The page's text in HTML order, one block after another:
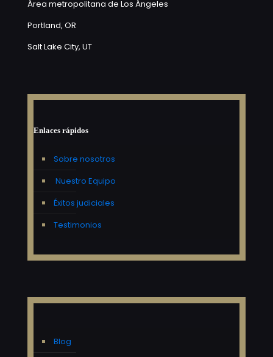
Área metropolitana de Los Ángeles
Portland, OR
Salt Lake City, UT
Enlaces rápidos
Sobre nosotros
Nuestro Equipo
Éxitos judiciales
Testimonios
Blog